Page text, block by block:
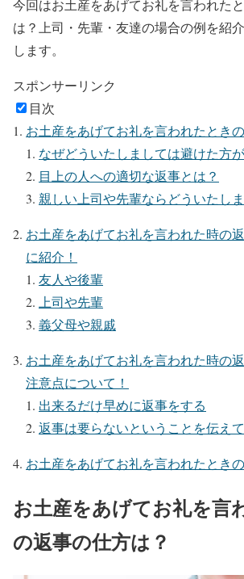
今回はお土産をあげてお礼を言われた
は？上司・先輩・友達の場合の例を紹
します。
スポンサーリンク
目次
お土産をあげてお礼を言われたとき
なぜどういたしましては避けた方
目上の人への適切な返事とは？
親しい上司や先輩ならどういたし
お土産をあげてお礼を言われた時の
に紹介！
友人や後輩
上司や先輩
義父母や親戚
お土産をあげてお礼を言われた時の
注意点について！
出来るだけ早めに返事をする
返事は要らないということを伝え
お土産をあげてお礼を言われたとき
お土産をあげてお礼を言
の返事の仕方は？